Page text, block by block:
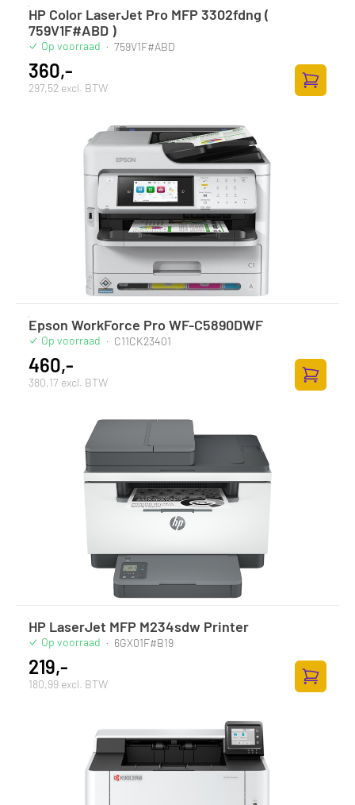
HP Color LaserJet Pro MFP 3302fdng (
759V1F#ABD )
Op voorraad · 759V1F#ABD
360,-
297,52 excl. BTW
Zum
Epson WorkForce Pro WF-C5890DWF
Op voorraad · C11CK23401
460,-
380,17 excl. BTW
Zum
HP LaserJet MFP M234sdw Printer
Op voorraad · 6GX01F#B19
219,-
180,99 excl. BTW
Zum